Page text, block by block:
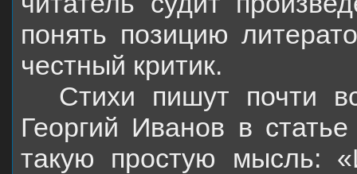
понять позицию
честный критик.
Стихи пишут почти
Георгий Иванов в
такую простую мысль: